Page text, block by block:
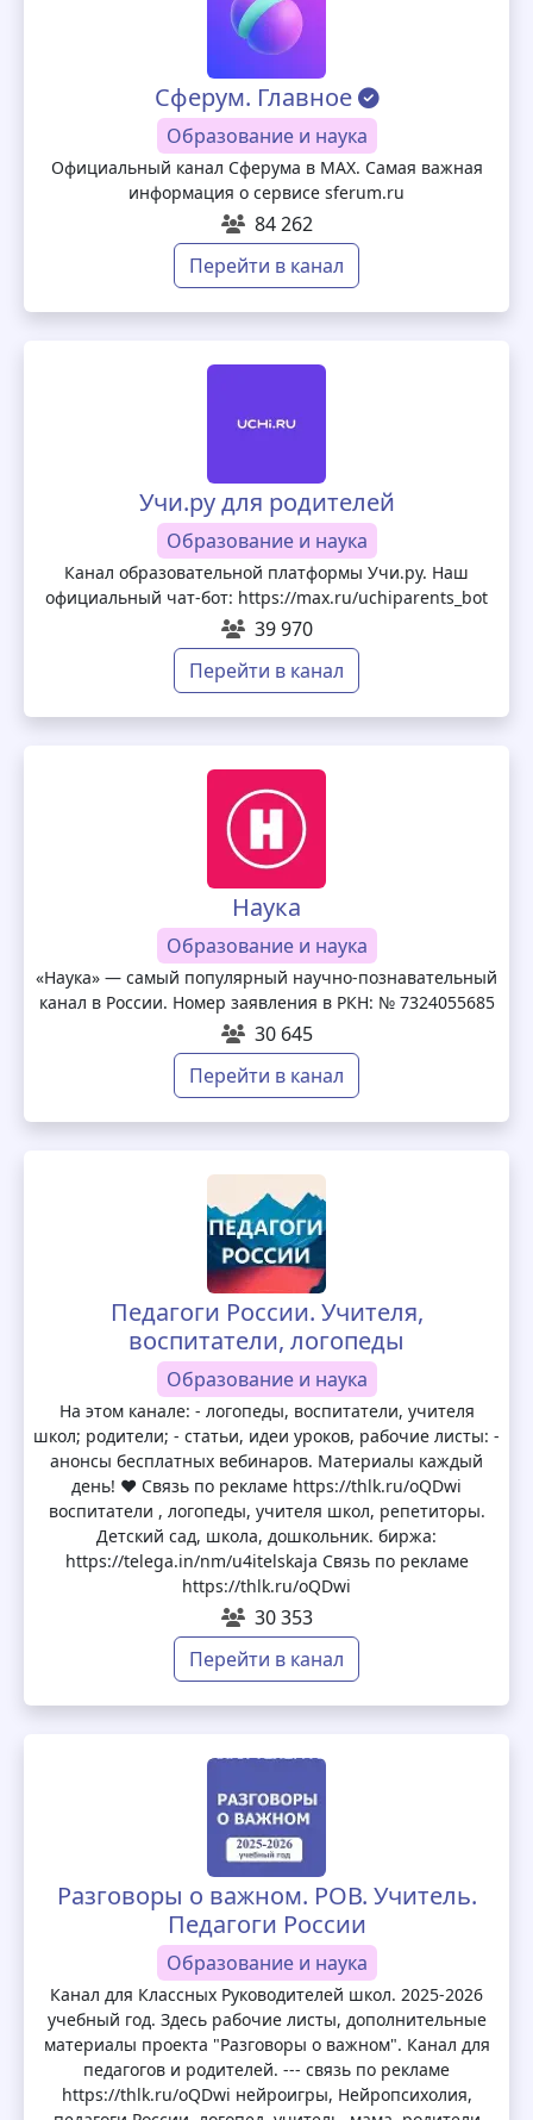
Сферум. Главное
Образование и наука
Официальный канал Сферума в MAX. Самая важная
информация о сервисе sferum.ru
84 262
Перейти в канал
Учи.ру для родителей
Образование и наука
Канал образовательной платформы Учи.ру. Наш
официальный чат-бот: https://max.ru/uchiparents_bot
39 970
Перейти в канал
Наука
Образование и наука
«Наука» — самый популярный научно-познавательный
канал в России. Номер заявления в РКН: № 7324055685
30 645
Перейти в канал
Педагоги России. Учителя,
воспитатели, логопеды
Образование и наука
На этом канале: - логопеды, воспитатели, учителя
школ; родители; - статьи, идеи уроков, рабочие листы: -
анонсы бесплатных вебинаров. Материалы каждый
день! ❤️ Связь по рекламе https://thlk.ru/oQDwi
воспитатели , логопеды, учителя школ, репетиторы.
Детский сад, школа, дошкольник. биржа:
https://telega.in/nm/u4itelskaja Связь по рекламе
https://thlk.ru/oQDwi
30 353
Перейти в канал
Разговоры о важном. РОВ. Учитель.
Педагоги России
Образование и наука
Канал для Классных Руководителей школ. 2025-2026
учебный год. Здесь рабочие листы, дополнительные
материалы проекта "Разговоры о важном". Канал для
педагогов и родителей. --- связь по рекламе
https://thlk.ru/oQDwi нейроигры, Нейропсихолия,